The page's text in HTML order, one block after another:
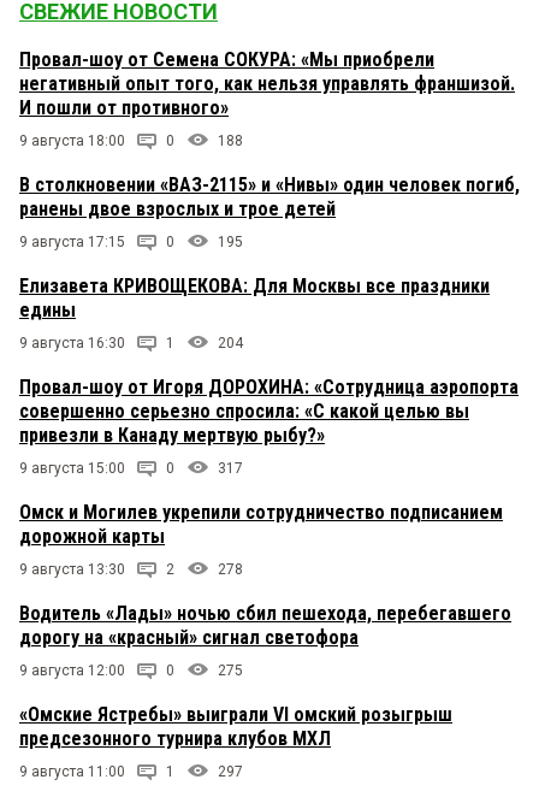
СВЕЖИЕ НОВОСТИ
Провал-шоу от Семена СОКУРА: «Мы приобрели
негативный опыт того, как нельзя управлять франшизой.
И пошли от противного»
9 августа 18:00 0 188
В столкновении «ВАЗ-2115» и «Нивы» один человек погиб,
ранены двое взрослых и трое детей
9 августа 17:15 0 195
Елизавета КРИВОЩЕКОВА: Для Москвы все праздники
едины
9 августа 16:30 1 204
Провал-шоу от Игоря ДОРОХИНА: «Сотрудница аэропорта
совершенно серьезно спросила: «С какой целью вы
привезли в Канаду мертвую рыбу?»
9 августа 15:00 0 317
Омск и Могилев укрепили сотрудничество подписанием
дорожной карты
9 августа 13:30 2 278
Водитель «Лады» ночью сбил пешехода, перебегавшего
дорогу на «красный» сигнал светофора
9 августа 12:00 0 275
«Омские Ястребы» выиграли VI омский розыгрыш
предсезонного турнира клубов МХЛ
9 августа 11:00 1 297